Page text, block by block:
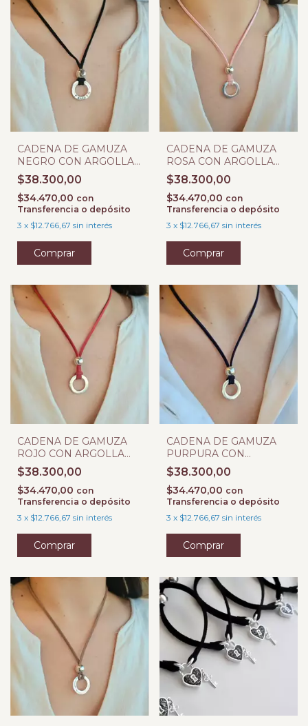
CADENA DE GAMUZA
NEGRO CON ARGOLLA
DE LA VIDA Y BOLITA
$38.300,00
$34.470,00 con
Transferencia o depósito
3 x $12.766,67 sin interés
CADENA DE GAMUZA
ROSA CON ARGOLLA
DE LA VIDA Y BOLITA
$38.300,00
$34.470,00 con
Transferencia o depósito
3 x $12.766,67 sin interés
CADENA DE GAMUZA
ROJO CON ARGOLLA
DE LA VIDA Y BOLITA
$38.300,00
$34.470,00 con
Transferencia o depósito
3 x $12.766,67 sin interés
CADENA DE GAMUZA
PURPURA CON
ARGOLLA DE LA VIDA Y
BOLITA
$38.300,00
$34.470,00 con
Transferencia o depósito
3 x $12.766,67 sin interés